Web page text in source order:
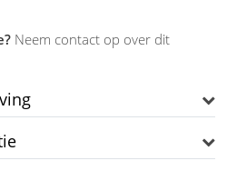
Neem contact op over dit